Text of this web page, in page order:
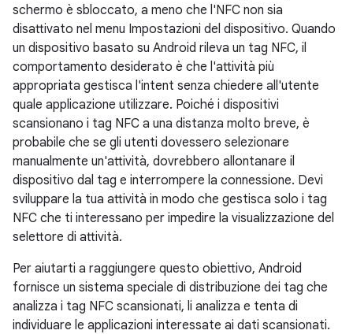
schermo è sbloccato, a meno che l'NFC non sia
disattivato nel menu Impostazioni del dispositivo. Quando
un dispositivo basato su Android rileva un tag NFC, il
comportamento desiderato è che l'attività più
appropriata gestisca l'intent senza chiedere all'utente
quale applicazione utilizzare. Poiché i dispositivi
scansionano i tag NFC a una distanza molto breve, è
probabile che se gli utenti dovessero selezionare
manualmente un'attività, dovrebbero allontanare il
dispositivo dal tag e interrompere la connessione. Devi
sviluppare la tua attività in modo che gestisca solo i tag
NFC che ti interessano per impedire la visualizzazione del
selettore di attività.
Per aiutarti a raggiungere questo obiettivo, Android
fornisce un sistema speciale di distribuzione dei tag che
analizza i tag NFC scansionati, li analizza e tenta di
individuare le applicazioni interessate ai dati scansionati.